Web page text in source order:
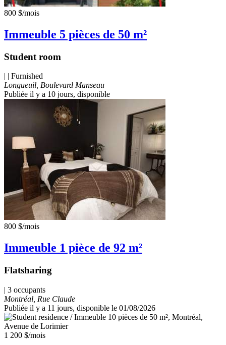
800 $/mois
Immeuble 5 pièces de 50 m²
Student room
| | Furnished
Longueuil, Boulevard Manseau
Publiée il y a 10 jours, disponible
800 $/mois
Immeuble 1 pièce de 92 m²
Flatsharing
| 3 occupants
Montréal, Rue Claude
Publiée il y a 11 jours, disponible le 01/08/2026
1 200 $/mois